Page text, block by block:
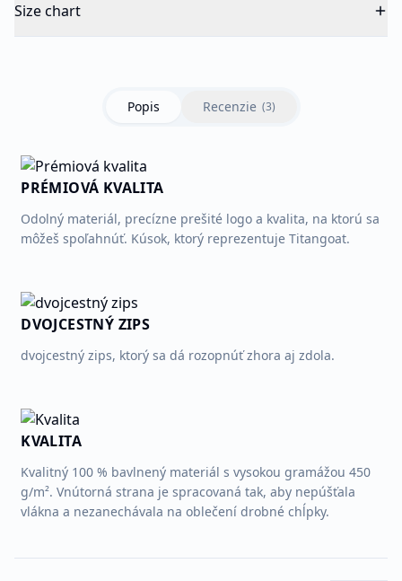
Size chart
Popis Recenzie (3)
PRÉMIOVÁ KVALITA
Odolný materiál, precízne prešité logo a kvalita, na ktorú sa
môžeš spoľahnúť. Kúsok, ktorý reprezentuje Titangoat.
DVOJCESTNÝ ZIPS
dvojcestný zips, ktorý sa dá rozopnúť zhora aj zdola.
KVALITA
Kvalitný 100 % bavlnený materiál s vysokou gramážou 450
g/m². Vnútorná strana je spracovaná tak, aby nepúšťala
vlákna a nezanechávala na oblečení drobné chĺpky.